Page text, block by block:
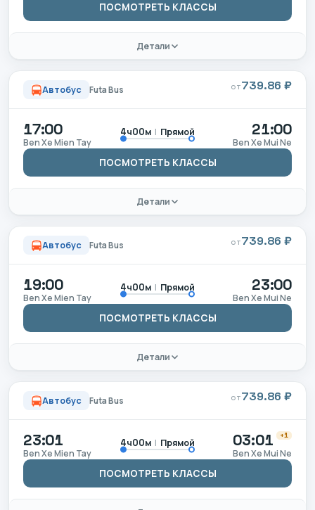
ПОСМОТРЕТЬ КЛАССЫ
Детали
Автобус Futa Bus ОТ739.86 ₽
17:00
Ben Xe Mien Tay
4ч00м | Прямой 21:00
Ben Xe Mui Ne
ПОСМОТРЕТЬ КЛАССЫ
Детали
Автобус Futa Bus ОТ739.86 ₽
19:00
Ben Xe Mien Tay
4ч00м | Прямой 23:00
Ben Xe Mui Ne
ПОСМОТРЕТЬ КЛАССЫ
Детали
Автобус Futa Bus ОТ739.86 ₽
23:01
Ben Xe Mien Tay
4ч00м | Прямой 03:01 +1
Ben Xe Mui Ne
ПОСМОТРЕТЬ КЛАССЫ